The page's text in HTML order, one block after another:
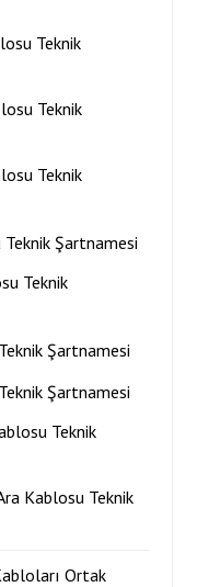
Teknik
Teknik
Teknik
Şartnamesi
Teknik
Şartnamesi
Şartnamesi
Teknik
Kablosu Teknik
Ortak